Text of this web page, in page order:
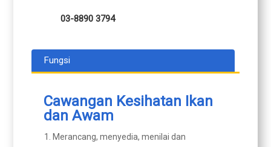
03-8890 3794
Fungsi
Cawangan Kesihatan Ikan
dan Awam
Merancang, menyedia, menilai dan